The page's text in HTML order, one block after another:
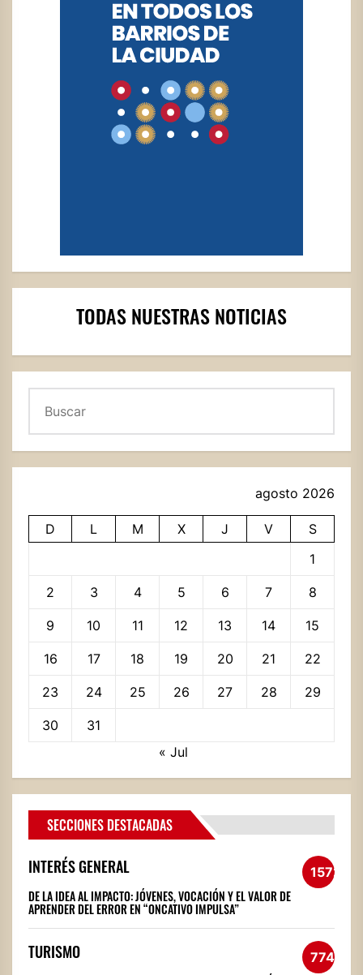
TODAS NUESTRAS NOTICIAS
agosto 2026
D L M X J V
S
1
2 3 4 5 6 7 8
9 10 11 12 13 14 15
16 17 18 19 20 21 22
23 24 25 26 27 28 29
30
31
« Jul
SECCIONES DESTACADAS
INTERÉS GENERAL 1572
DE LA IDEA AL IMPACTO: JÓVENES, VOCACIÓN Y EL VALOR DE
APRENDER DEL ERROR EN “ONCATIVO IMPULSA”
TURISMO 774